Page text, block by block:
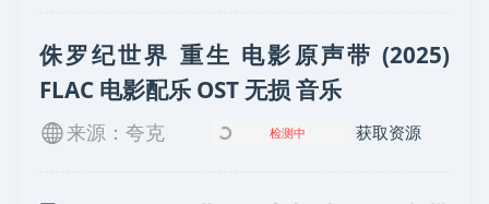
侏罗纪世界 重生 电影原声带 (2025)
FLAC 电影配乐 OST 无损 音乐
来源：夸克 检测中 获取资源